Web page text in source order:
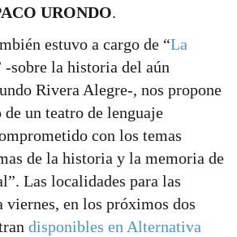
URONDO.
estuvo a cargo de “La
-sobre la historia del aún
Rivera Alegre-, nos propone
un teatro de lenguaje
con los temas
de la historia y la memoria de
Las localidades para las
viernes, en los próximos dos
disponibles en Alternativa